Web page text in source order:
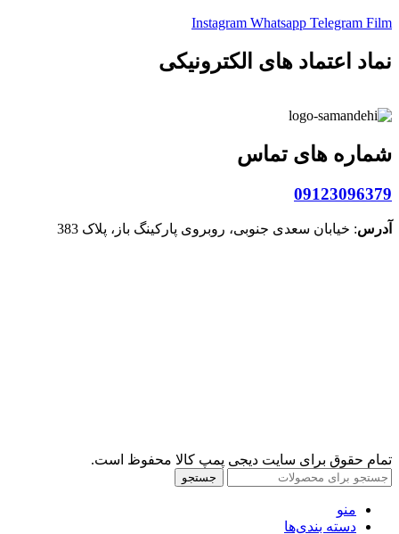
Instagram Whatsapp Telegram Film
نماد اعتماد های الکترونیکی
شماره های تماس
09123096379
آدرس: خیابان سعدی جنوبی، روبروی پارکینگ باز، پلاک 383
تمام حقوق برای سایت دیجی پمپ کالا محفوظ است.
جستجو
منو
دسته بندی‌ها